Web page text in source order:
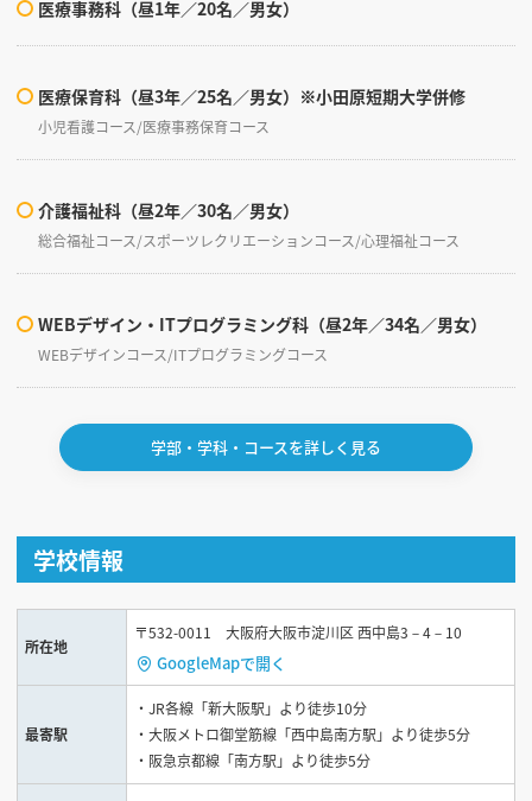
医療事務科（昼1年／20名／男女）
医療保育科（昼3年／25名／男女）※小田原短期大学併修
小児看護コース/医療事務保育コース
介護福祉科（昼2年／30名／男女）
総合福祉コース/スポーツレクリエーションコース/心理福祉コース
WEBデザイン・ITプログラミング科（昼2年／34名／男女）
WEBデザインコース/ITプログラミングコース
学部・学科・コースを詳しく見る
学校情報
所在地
〒532-0011 大阪府大阪市淀川区 西中島3－4－10
GoogleMapで開く
最寄駅
・JR各線「新大阪駅」より徒歩10分
・大阪メトロ御堂筋線「西中島南方駅」より徒歩5分
・阪急京都線「南方駅」より徒歩5分